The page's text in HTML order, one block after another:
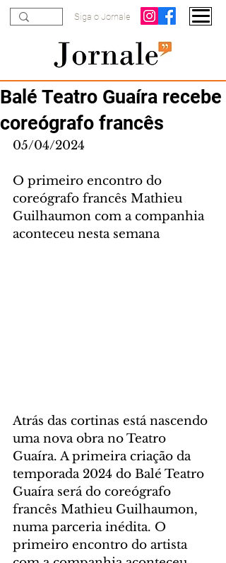
Siga o Jornale
Balé Teatro Guaíra recebe
coreógrafo francês
05/04/2024
O primeiro encontro do
coreógrafo francês Mathieu
Guilhaumon com a companhia
aconteceu nesta semana
Atrás das cortinas está nascendo
uma nova obra no Teatro
Guaíra. A primeira criação da
temporada 2024 do Balé Teatro
Guaíra será do coreógrafo
francês Mathieu Guilhaumon,
numa parceria inédita. O
primeiro encontro do artista